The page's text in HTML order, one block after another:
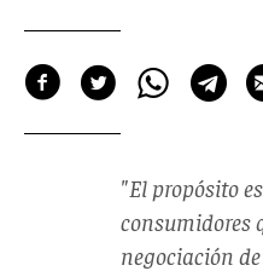
(Imagen
WEBP
1200
"El propósito
consumidores
negociación